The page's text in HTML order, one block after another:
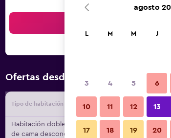
Ofertas desde Oferta más barata de
Tipo de habitación Proveedor Total
Habitación doble, tipo
de cama desconocido
$78
agosto
L M M J
3 4 5 6
10 11 12 13
17 18 19 20